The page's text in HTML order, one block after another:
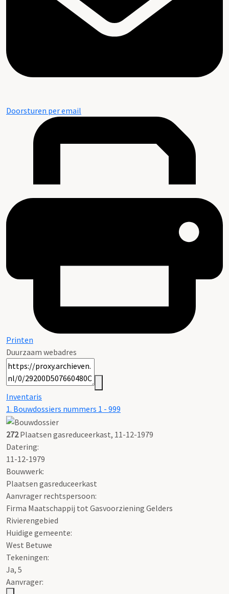
Doorsturen per email
Printen
Duurzaam webadres
Inventaris
1. Bouwdossiers nummers 1 - 999
272Plaatsen gasreduceerkast, 11-12-1979
Datering:
11-12-1979
Bouwwerk:
Plaatsen gasreduceerkast
Aanvrager rechtspersoon:
Firma Maatschappij tot Gasvoorziening Gelders
Rivierengebied
Huidige gemeente:
West Betuwe
Tekeningen:
Ja, 5
Aanvrager: